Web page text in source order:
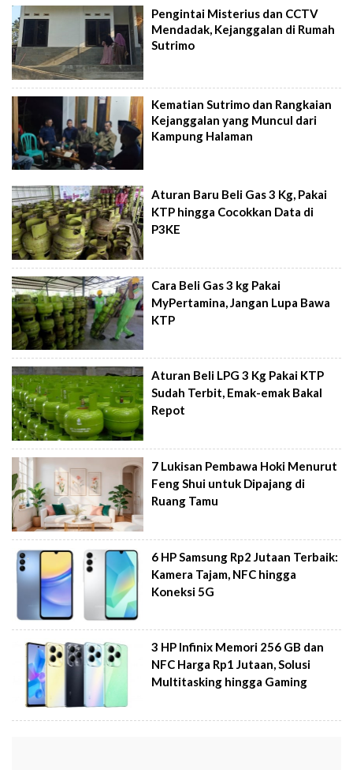
Pengintai Misterius dan CCTV
Mendadak, Kejanggalan di Rumah
Sutrimo
Kematian Sutrimo dan Rangkaian
Kejanggalan yang Muncul dari
Kampung Halaman
Aturan Baru Beli Gas 3 Kg, Pakai
KTP hingga Cocokkan Data di
P3KE
Cara Beli Gas 3 kg Pakai
MyPertamina, Jangan Lupa Bawa
KTP
Aturan Beli LPG 3 Kg Pakai KTP
Sudah Terbit, Emak-emak Bakal
Repot
7 Lukisan Pembawa Hoki Menurut
Feng Shui untuk Dipajang di
Ruang Tamu
6 HP Samsung Rp2 Jutaan Terbaik:
Kamera Tajam, NFC hingga
Koneksi 5G
3 HP Infinix Memori 256 GB dan
NFC Harga Rp1 Jutaan, Solusi
Multitasking hingga Gaming